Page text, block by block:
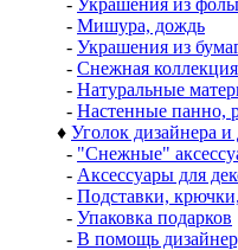
- Украшения из
- Мишура, дождь
- Украшения из
- Снежная коллекция
- Натуральные
- Настенные панно,
♦ Уголок дизайнера и
- "Снежные"
- Аксессуары для
- Подставки,
- Упаковка подарков
- В помощь